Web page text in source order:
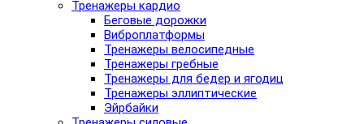
Тренажеры кардио
Беговые дорожки
Виброплатформы
Тренажеры велосипедные
Тренажеры гребные
Тренажеры для бедер и ягодиц
Тренажеры эллиптические
Эйрбайки